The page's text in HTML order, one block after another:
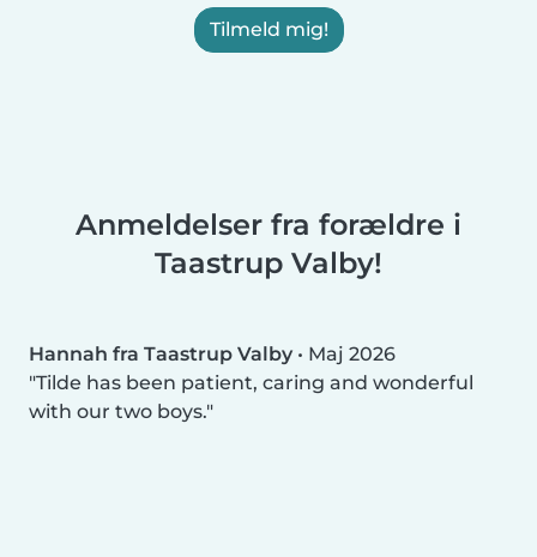
Tilmeld mig!
Anmeldelser fra forældre i
Taastrup Valby!
Hannah fra Taastrup Valby • Maj 2026
Tilde has been patient, caring and wonderful
with our two boys.